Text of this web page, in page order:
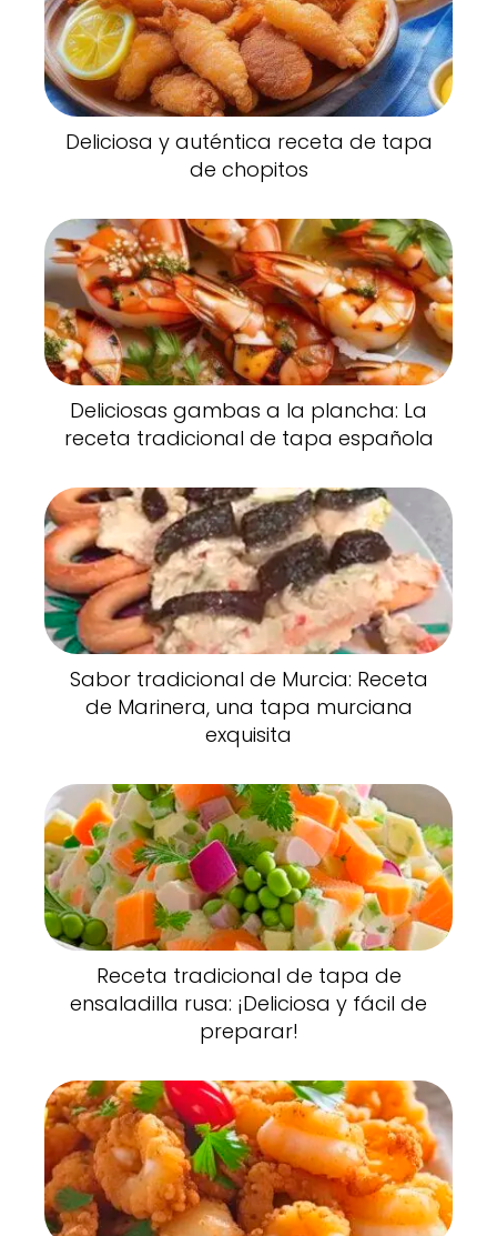
Deliciosa y auténtica receta de tapa
de chopitos
Deliciosas gambas a la plancha: La
receta tradicional de tapa española
Sabor tradicional de Murcia: Receta
de Marinera, una tapa murciana
exquisita
Receta tradicional de tapa de
ensaladilla rusa: ¡Deliciosa y fácil de
preparar!